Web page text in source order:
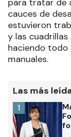
para tratar de
cauces de
estuvieron
y las
haciendo todo
manuales.
Las más
1